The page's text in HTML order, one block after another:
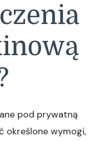
pod prywatną
określone wymogi,